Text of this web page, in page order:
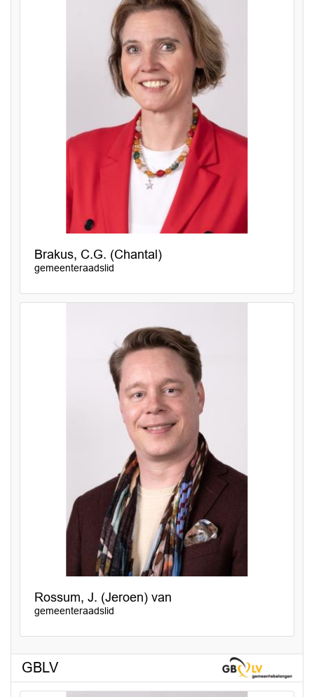
Brakus, C.G. (Chantal)
gemeenteraadslid
Rossum, J. (Jeroen) van
gemeenteraadslid
GBLV